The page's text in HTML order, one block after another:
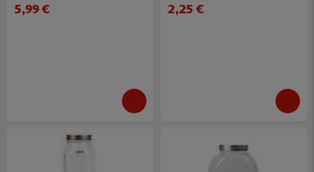
5,99 € 2,25 €